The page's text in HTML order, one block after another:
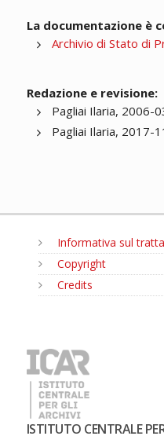
La documentazione è
Archivio di Stato di
Redazione e revisione:
Pagliai Ilaria, 2006-
Pagliai Ilaria, 2017-
Informativa sul
Copyright
Credits
ISTITUTO CENTRALE